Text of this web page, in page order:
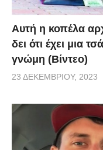
Αυτή η κοπέλα
δει ότι έχει μια
γνώμη (Βίντεο)
23 ΔΕΚΕΜΒΡΊΟΥ, 2023